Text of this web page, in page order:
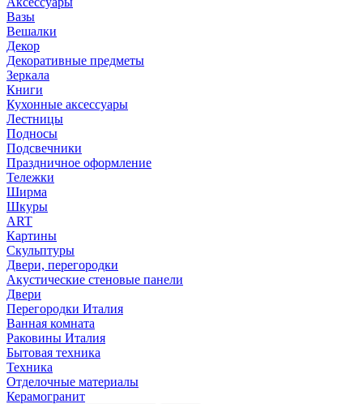
Вазы
Вешалки
Декор
Декоративные предметы
Зеркала
Книги
Кухонные аксессуары
Лестницы
Подносы
Подсвечники
Праздничное оформление
Тележки
Ширма
Шкуры
ART
Картины
Скульптуры
Двери, перегородки
Акустические стеновые панели
Двери
Перегородки Италия
Ванная комната
Раковины Италия
Бытовая техника
Техника
Отделочные материалы
Керамогранит